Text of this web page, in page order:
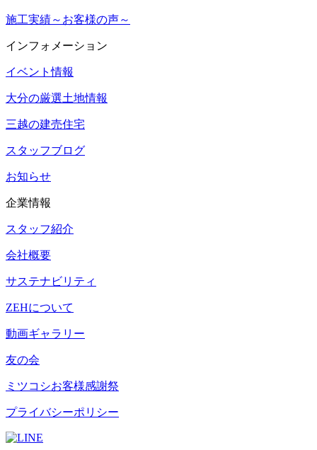
施工実績～お客様の声～
インフォメーション
イベント情報
大分の厳選土地情報
三越の建売住宅
スタッフブログ
お知らせ
企業情報
スタッフ紹介
会社概要
サステナビリティ
ZEHについて
動画ギャラリー
友の会
ミツコシお客様感謝祭
プライバシーポリシー